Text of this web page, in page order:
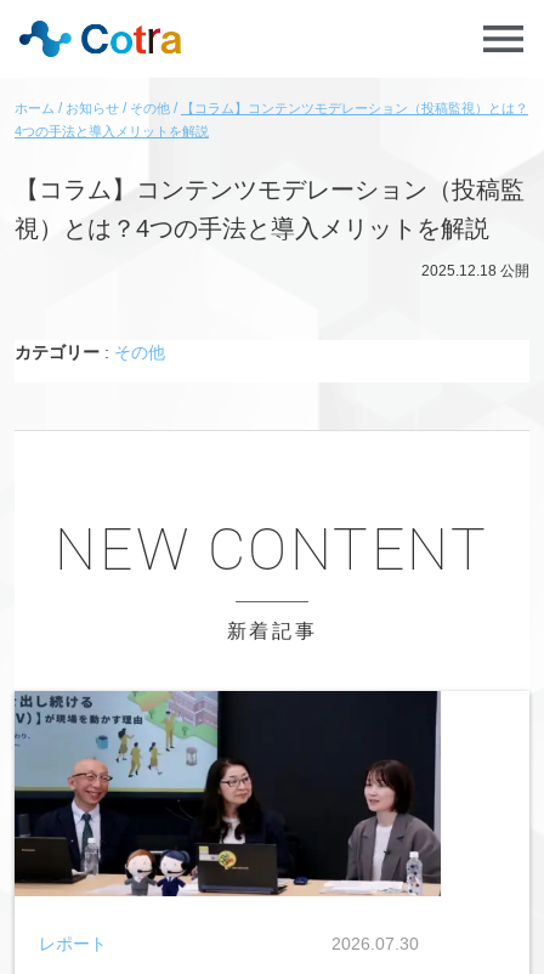
ホーム お知らせ その他
【コラム】コンテンツモデレーション（投稿監視）とは？
4つの手法と導入メリットを解説
【コラム】コンテンツモデレーション（投稿監
視）とは？4つの手法と導入メリットを解説
2025.12.18 公開
カテゴリー : その他
新着記事
2026.07.30
レポート